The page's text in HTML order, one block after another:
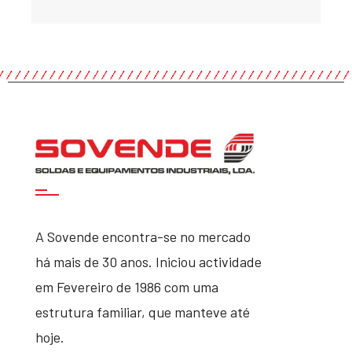
A Sovende encontra-se no mercado
há mais de 30 anos. Iniciou actividade
em Fevereiro de 1986 com uma
estrutura familiar, que manteve até
hoje.